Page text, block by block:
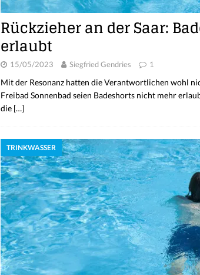
Rückzieher an der Saar:
erlaubt
15/05/2023 Siegfried Gendries 1
Mit der Resonanz hatten die Verantwortlichen wohl
Freibad Sonnenbad seien Badeshorts nicht mehr
die […]
TRINKWASSER